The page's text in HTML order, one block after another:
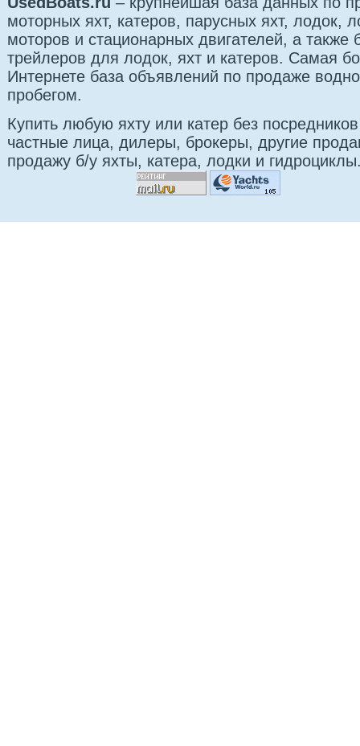
моторных яхт, катеров, парусных яхт, лодок,
моторов и стационарных двигателей, а также
трейлеров для лодок, яхт и катеров. Самая
Интернете база объявлений по продаже
пробегом.
Купить любую яхту или катер без
частные лица, дилеры, брокеры, другие
продажу б/у яхты, катера, лодки и